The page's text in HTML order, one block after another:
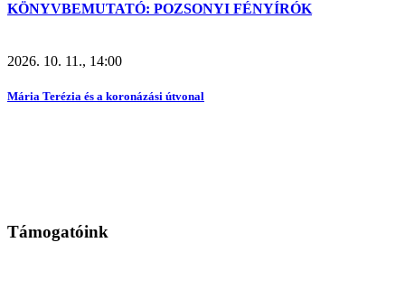
KÖNYVBEMUTATÓ: POZSONYI FÉNYÍRÓK
2026. 10. 11., 14:00
Mária Terézia és a koronázási útvonal
Támogatóink